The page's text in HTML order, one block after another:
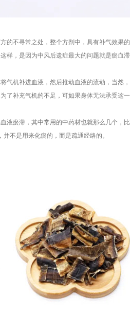
的不寻常之处，整个方剂中，具有补气效
样，是因为中风后遗症最大的问题就是瘀
气机补进血液，然后推动血液的流动，当
了补充气机的不足，可如果身体无法承受这
液瘀滞，其中常用的中药材也就那么几个
不是用来化瘀的，而是疏通经络的。